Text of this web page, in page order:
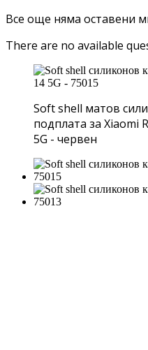
Все още няма оставени
There are no available
Soft shell матов
подплата за Xiaomi
5G - червен